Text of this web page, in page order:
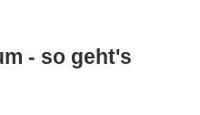
- so geht's